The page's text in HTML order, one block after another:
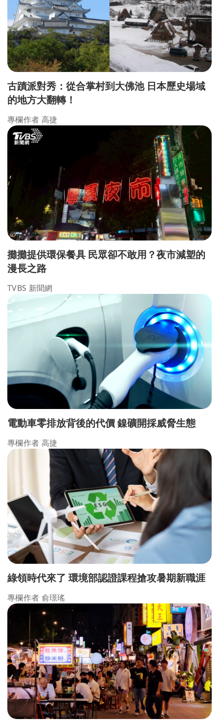
古蹟派對秀：從合掌村到大佛池 日本歷史場域
的地方大翻轉！
專欄作者 高捷
攤攤提供環保餐具 民眾卻不敢用？夜市減塑的
漫長之路
TVBS 新聞網
電動車零排放背後的代價 鎳礦開採威脅生態
專欄作者 高捷
綠領時代來了 環境部認證課程搶攻暑期新職涯
專欄作者 俞璟瑤